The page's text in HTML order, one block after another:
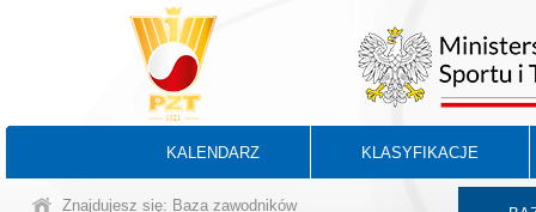
KALENDARZ KLASYFIKACJE
Znajdujesz się: Baza zawodników